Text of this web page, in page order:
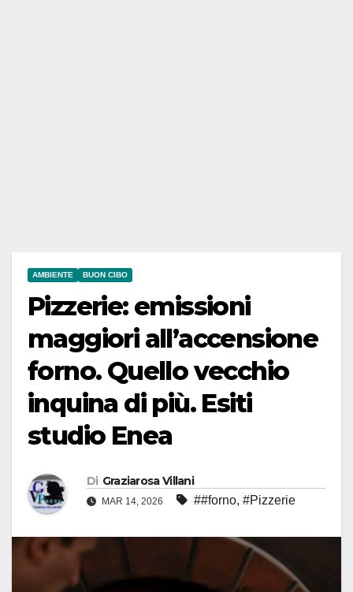
AMBIENTE BUON CIBO
Pizzerie: emissioni
maggiori all’accensione
forno. Quello vecchio
inquina di più. Esiti
studio Enea
Di Graziarosa Villani
MAR 14, 2026 ##forno, #Pizzerie